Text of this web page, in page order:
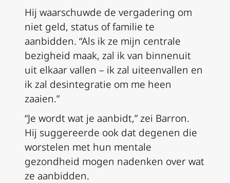
Hij waarschuwde de vergadering om
niet geld, status of familie te
aanbidden. “Als ik ze mijn centrale
bezigheid maak, zal ik van binnenuit
uit elkaar vallen – ik zal uiteenvallen en
ik zal desintegratie om me heen
zaaien.”
“Je wordt wat je aanbidt,” zei Barron.
Hij suggereerde ook dat degenen die
worstelen met hun mentale
gezondheid mogen nadenken over wat
ze aanbidden.